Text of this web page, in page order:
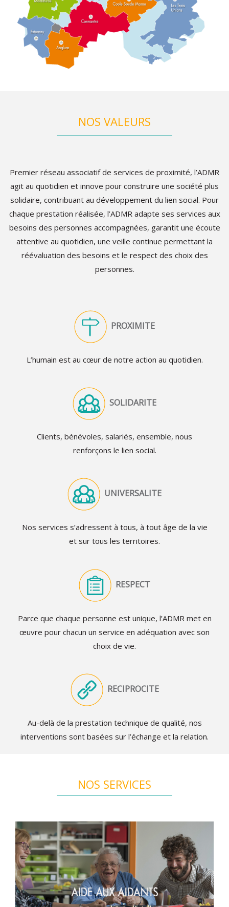
NOS VALEURS
Premier réseau associatif de services de proximité, l’ADMR
agit au quotidien et innove pour construire une société plus
solidaire, contribuant au développement du lien social. Pour
chaque prestation réalisée, l’ADMR adapte ses services aux
besoins des personnes accompagnées, garantit une écoute
attentive au quotidien, une veille continue permettant la
réévaluation des besoins et le respect des choix des
personnes.
PROXIMITE
L’humain est au cœur de notre action au quotidien.
SOLIDARITE
Clients, bénévoles, salariés, ensemble, nous
renforçons le lien social.
UNIVERSALITE
Nos services s’adressent à tous, à tout âge de la vie
et sur tous les territoires.
RESPECT
Parce que chaque personne est unique, l’ADMR met en
œuvre pour chacun un service en adéquation avec son
choix de vie.
RECIPROCITE
Au-delà de la prestation technique de qualité, nos
interventions sont basées sur l’échange et la relation.
NOS SERVICES